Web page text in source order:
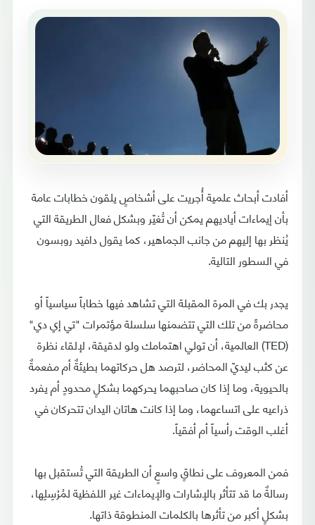
أفادت أبحاث علمية أُجريت على أشخاصٍ يلقون خطابات عامة
بأن إيماءات أياديهم يمكن أن تُغيّر وبشكل فعال الطريقة التي
يُنظر بها إليهم من جانب الجماهير، كما يقول دافيد روبسون
في السطور التالية.
يجدر بك في المرة المقبلة التي تشاهد فيها خطاباً سياسياً أو
محاضرةً من تلك التي تتضمنها سلسلة مؤتمرات "تي إي دي"
(TED) العالمية، أن تولي اهتمامك ولو لدقيقة، لإلقاء نظرة
عن كثب ليديّ المحاضر، لترصد هل حركاتهما بطيئةٌ أم مفعمةٌ
بالحيوية، وما إذا كان صاحبهما يحركهما بشكلٍ محدودٍ أم يفرد
ذراعيه على اتساعهما، وما إذا كانت هاتان اليدان تتحركان في
أغلب الوقت رأسياً أم أفقياً.
فمن المعروف على نطاقٍ واسعٍ أن الطريقة التي تُستقبل بها
رسالةٌ ما قد تتأثر بالإشارات والإيماءات غير اللفظية لمُرْسِلِها،
بشكلٍ أكبر من تأثرها بالكلمات المنطوقة ذاتها.